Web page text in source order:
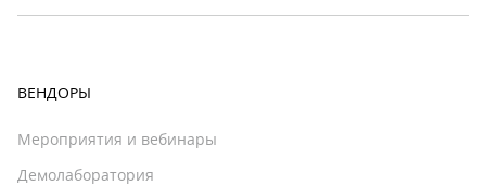
ВЕНДОРЫ
Мероприятия и вебинары
Демолаборатория